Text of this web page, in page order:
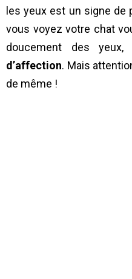
les yeux est un signe de
vous voyez votre chat
doucement des
d’affection. Mais
de même !